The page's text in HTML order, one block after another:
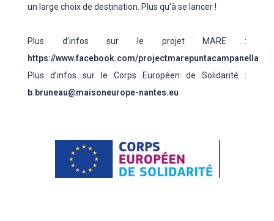
un large choix de destination. Plus qu’à se lancer !
Plus d’infos sur le projet MARE :
https://www.facebook.com/projectmarepuntacampanella
Plus d’infos sur le Corps Européen de Solidarité :
b.bruneau@maisoneurope-nantes.eu